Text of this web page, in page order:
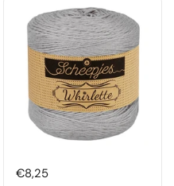
Prijs:
€8,25